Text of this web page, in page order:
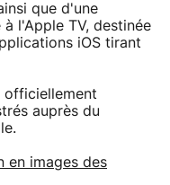
que d'une
l'Apple TV, destinée
iOS tirant
officiellement
auprès du
en images des